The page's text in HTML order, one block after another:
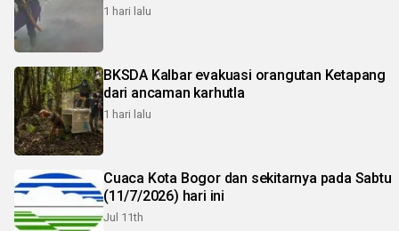
1 hari lalu
BKSDA Kalbar evakuasi orangutan Ketapang
dari ancaman karhutla
1 hari lalu
Cuaca Kota Bogor dan sekitarnya pada Sabtu
(11/7/2026) hari ini
Jul 11th